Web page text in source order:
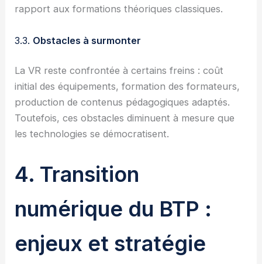
rapport aux formations théoriques classiques.
3.3. Obstacles à surmonter
La VR reste confrontée à certains freins : coût
initial des équipements, formation des formateurs,
production de contenus pédagogiques adaptés.
Toutefois, ces obstacles diminuent à mesure que
les technologies se démocratisent.
4. Transition
numérique du BTP :
enjeux et stratégie